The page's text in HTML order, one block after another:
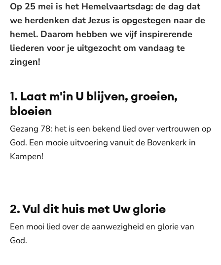
Op 25 mei is het Hemelvaartsdag: de dag dat
we herdenken dat Jezus is opgestegen naar de
hemel. Daarom hebben we vijf inspirerende
liederen voor je uitgezocht om vandaag te
zingen!
1. Laat m'in U blijven, groeien,
bloeien
Gezang 78: het is een bekend lied over vertrouwen op
God. Een mooie uitvoering vanuit de Bovenkerk in
Kampen!
2. Vul dit huis met Uw glorie
Een mooi lied over de aanwezigheid en glorie van
God.